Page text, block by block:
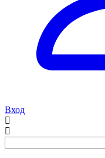
Вход